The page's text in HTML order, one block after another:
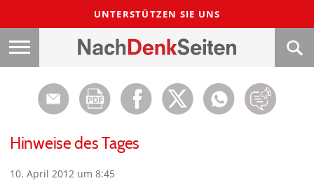
UNTERSTÜTZEN SIE UNS
Hinweise des Tages
10. April 2012 um 8:45